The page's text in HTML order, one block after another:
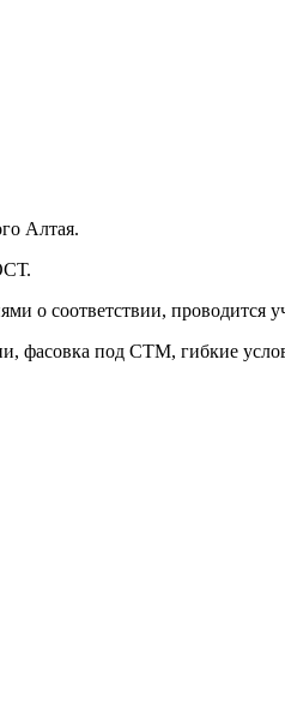
Алтая.
о соответствии, проводится
фасовка под СТМ, гибкие